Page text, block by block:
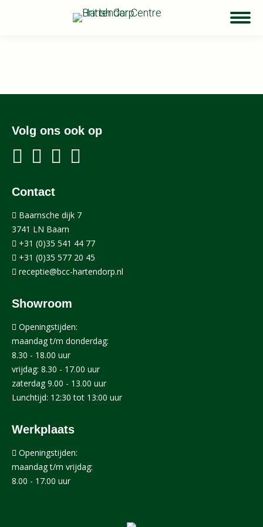
Volg ons ook op
Contact
Baarnsche dijk 7
3741 LN Baarn
+31 (0)35 541 44 77
+31 (0)35 577 20 45
receptie@bcc-hartendorp.nl
Showroom
Openingstijden:
maandag t/m donderdag:
8.30 - 18.00 uur
vrijdag: 8.30 - 17.00 uur
zaterdag 9.00 - 13.00 uur
Lunchtijd: 12:30 tot 13:00 uur
Werkplaats
Openingstijden:
maandag t/m vrijdag:
8.00 - 17.00 uur